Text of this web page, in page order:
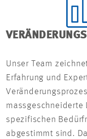
Unser Team
Erfahrung und
massgeschneiderte
spezifischen
abgestimmt sind.